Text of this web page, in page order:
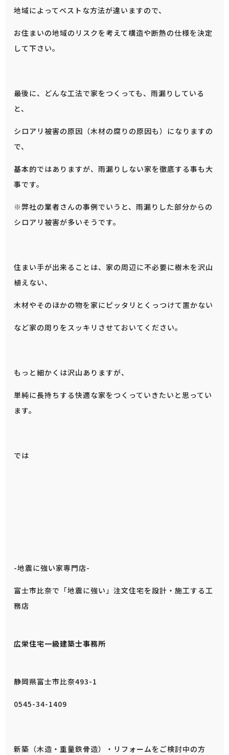
地域によってベストな方法が違いますので、
お住まいの地域のリスクを考えて構造や断熱の仕様を決定
して下さい。
最後に、どんな工法で家をつくっても、雨漏りしている
と、
シロアリ被害の原因（木材の腐りの原因も）になりますの
で、
基本的ではありますが、雨漏りしない家を徹底する事も大
事です。
※弊社の業者さんの事例でいうと、雨漏りした部分からの
シロアリ被害が多いそうです。
住まい手が出来ることは、家の周辺に不必要に樹木を沢山
植えない、
木材やそのほかの物を家にピッタリとくっつけて置かない
など家の周りをスッキリさせておいてください。
もっと細かくは沢山ありますが、
単純に長持ちする快適な家をつくっていきたいと思ってい
ます。
では
-地震に強い家専門店-
富士市比奈で「地震に強い」注文住宅を設計・施工する工
務店
広栄住宅一級建築士事務所
静岡県富士市比奈493-1
0545-34-1409
新築（木造・重量鉄骨造）・リフォームをご検討中の方